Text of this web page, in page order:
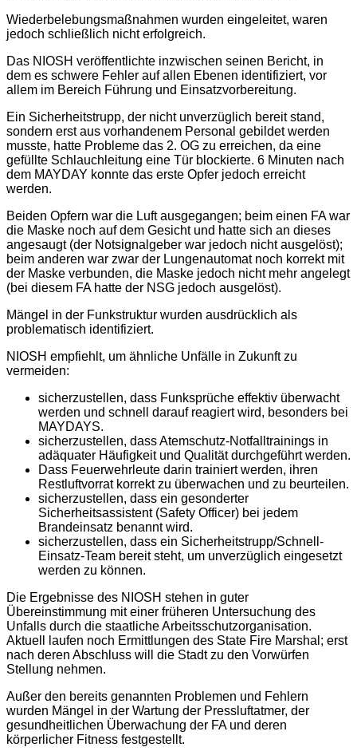
Wiederbelebungsmaßnahmen wurden eingeleitet, waren
jedoch schließlich nicht erfolgreich.
Das NIOSH veröffentlichte inzwischen seinen Bericht, in
dem es schwere Fehler auf allen Ebenen identifiziert, vor
allem im Bereich Führung und Einsatzvorbereitung.
Ein Sicherheitstrupp, der nicht unverzüglich bereit stand,
sondern erst aus vorhandenem Personal gebildet werden
musste, hatte Probleme das 2. OG zu erreichen, da eine
gefüllte Schlauchleitung eine Tür blockierte. 6 Minuten nach
dem MAYDAY konnte das erste Opfer jedoch erreicht
werden.
Beiden Opfern war die Luft ausgegangen; beim einen FA war
die Maske noch auf dem Gesicht und hatte sich an dieses
angesaugt (der Notsignalgeber war jedoch nicht ausgelöst);
beim anderen war zwar der Lungenautomat noch korrekt mit
der Maske verbunden, die Maske jedoch nicht mehr angelegt
(bei diesem FA hatte der NSG jedoch ausgelöst).
Mängel in der Funkstruktur wurden ausdrücklich als
problematisch identifiziert.
NIOSH empfiehlt, um ähnliche Unfälle in Zukunft zu
vermeiden:
sicherzustellen, dass Funksprüche effektiv überwacht
werden und schnell darauf reagiert wird, besonders bei
MAYDAYS.
sicherzustellen, dass Atemschutz-Notfalltrainings in
adäquater Häufigkeit und Qualität durchgeführt werden.
Dass Feuerwehrleute darin trainiert werden, ihren
Restluftvorrat korrekt zu überwachen und zu beurteilen.
sicherzustellen, dass ein gesonderter
Sicherheitsassistent (Safety Officer) bei jedem
Brandeinsatz benannt wird.
sicherzustellen, dass ein Sicherheitstrupp/Schnell-
Einsatz-Team bereit steht, um unverzüglich eingesetzt
werden zu können.
Die Ergebnisse des NIOSH stehen in guter
Übereinstimmung mit einer früheren Untersuchung des
Unfalls durch die staatliche Arbeitsschutzorganisation.
Aktuell laufen noch Ermittlungen des State Fire Marshal; erst
nach deren Abschluss will die Stadt zu den Vorwürfen
Stellung nehmen.
Außer den bereits genannten Problemen und Fehlern
wurden Mängel in der Wartung der Pressluftatmer, der
gesundheitlichen Überwachung der FA und deren
körperlicher Fitness festgestellt.